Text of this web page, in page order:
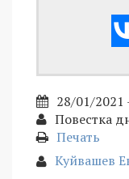
28/01/2021
Повестка
Печать
Куйвашев